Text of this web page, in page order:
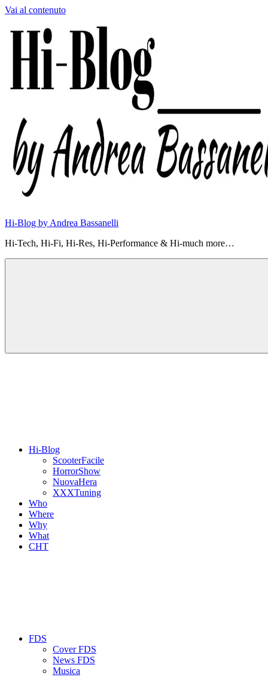
Vai al contenuto
Hi-Blog by Andrea Bassanelli
Hi-Tech, Hi-Fi, Hi-Res, Hi-Performance & Hi-much more…
Hi-Blog
ScooterFacile
HorrorShow
NuovaHera
XXXTuning
Who
Where
Why
What
CHT
FDS
Cover FDS
News FDS
Musica